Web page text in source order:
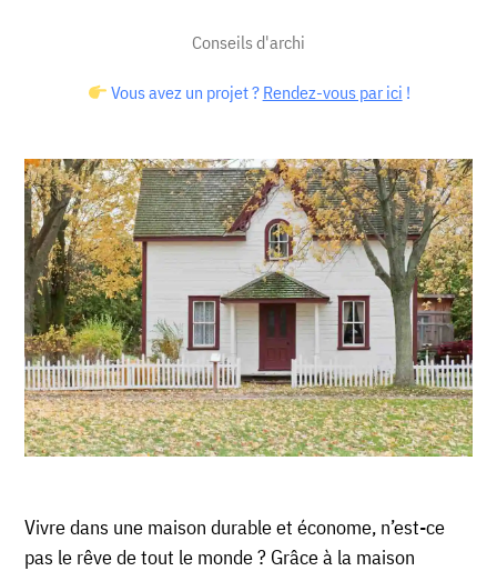
Conseils d'archi
Vous avez un projet ? Rendez-vous par ici !
Vivre dans une maison durable et économe, n’est-ce
pas le rêve de tout le monde ? Grâce à la maison